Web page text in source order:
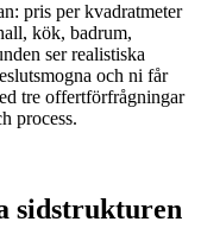
pris per kvadratmeter
kök, badrum,
ser realistiska
och ni får
tre offertförfrågningar
process.
sidstrukturen